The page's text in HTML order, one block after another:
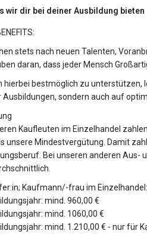
wir dir bei deiner Ausbildung bieten
stets nach neuen Talenten,
daran, dass jeder Mensch
hierbei bestmöglich zu unterstützen,
Ausbildungen, sondern auch auf
Kaufleuten im Einzelhandel
unsere Mindestvergütung. Damit
Bei unseren anderen Aus-
Kaufmann/-frau im Einzelhandel:
mind. 960,00 €
mind. 1060,00 €
mind. 1.210,00 € - nur für